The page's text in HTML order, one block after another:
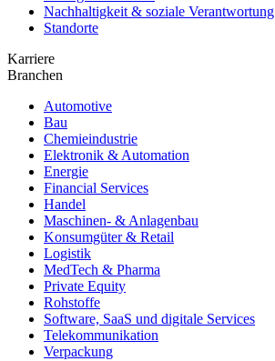
Nachhaltigkeit & soziale Verantwortung
Standorte
Karriere
Branchen
Automotive
Bau
Chemieindustrie
Elektronik & Automation
Energie
Financial Services
Handel
Maschinen- & Anlagenbau
Konsumgüter & Retail
Logistik
MedTech & Pharma
Private Equity
Rohstoffe
Software, SaaS und digitale Services
Telekommunikation
Verpackung